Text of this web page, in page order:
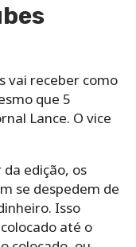
vai receber como
que 5
Lance. O vice
edição, os
se despedem de
Isso
até o